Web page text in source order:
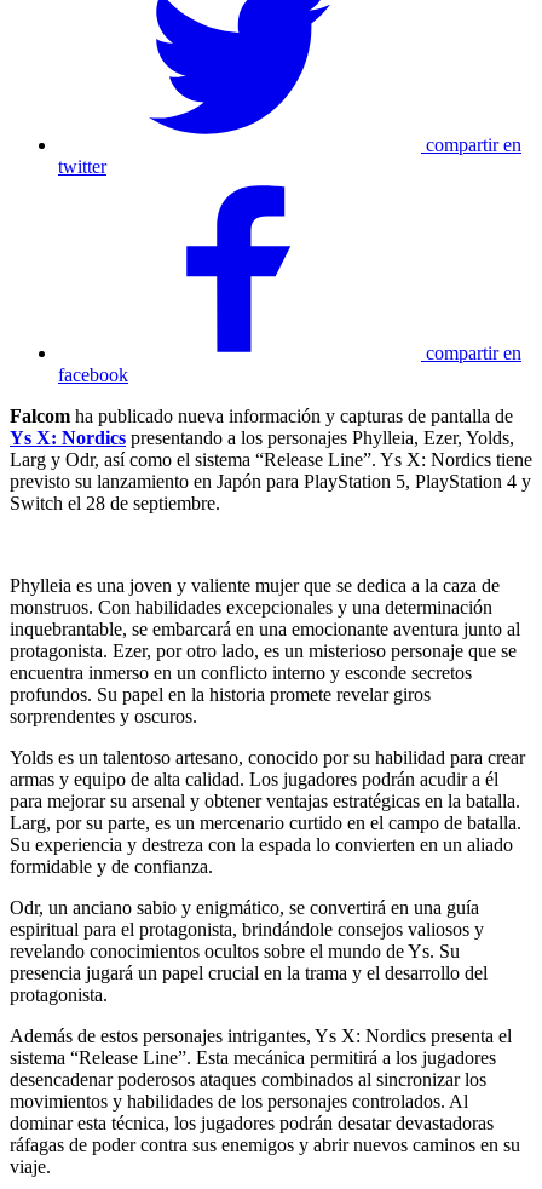
compartir en
twitter
compartir en
facebook
Falcom ha publicado nueva información y capturas de pantalla de
Ys X: Nordics presentando a los personajes Phylleia, Ezer, Yolds,
Larg y Odr, así como el sistema “Release Line”. Ys X: Nordics tiene
previsto su lanzamiento en Japón para PlayStation 5, PlayStation 4 y
Switch el 28 de septiembre.
Phylleia es una joven y valiente mujer que se dedica a la caza de
monstruos. Con habilidades excepcionales y una determinación
inquebrantable, se embarcará en una emocionante aventura junto al
protagonista. Ezer, por otro lado, es un misterioso personaje que se
encuentra inmerso en un conflicto interno y esconde secretos
profundos. Su papel en la historia promete revelar giros
sorprendentes y oscuros.
Yolds es un talentoso artesano, conocido por su habilidad para crear
armas y equipo de alta calidad. Los jugadores podrán acudir a él
para mejorar su arsenal y obtener ventajas estratégicas en la batalla.
Larg, por su parte, es un mercenario curtido en el campo de batalla.
Su experiencia y destreza con la espada lo convierten en un aliado
formidable y de confianza.
Odr, un anciano sabio y enigmático, se convertirá en una guía
espiritual para el protagonista, brindándole consejos valiosos y
revelando conocimientos ocultos sobre el mundo de Ys. Su
presencia jugará un papel crucial en la trama y el desarrollo del
protagonista.
Además de estos personajes intrigantes, Ys X: Nordics presenta el
sistema “Release Line”. Esta mecánica permitirá a los jugadores
desencadenar poderosos ataques combinados al sincronizar los
movimientos y habilidades de los personajes controlados. Al
dominar esta técnica, los jugadores podrán desatar devastadoras
ráfagas de poder contra sus enemigos y abrir nuevos caminos en su
viaje.